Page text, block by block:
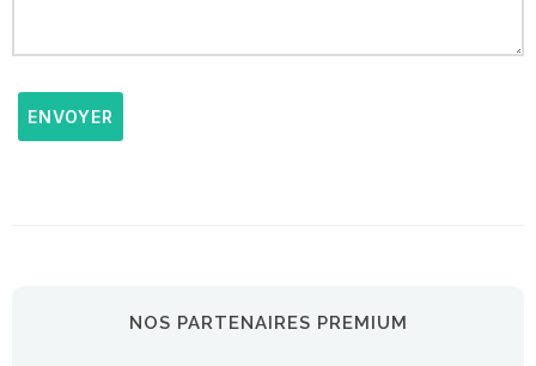
ENVOYER
NOS PARTENAIRES PREMIUM